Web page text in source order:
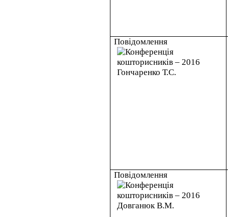
Повідомлення
Повідомлення